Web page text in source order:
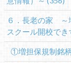
６．長老の家 ～
スクール開校でき
①増担保規制銘